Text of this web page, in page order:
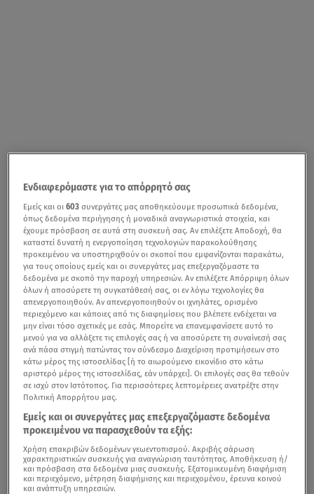
Ενδιαφερόμαστε για το απόρρητό σας
Εμείς και οι603 συνεργάτες μας αποθηκεύουμε προσωπικά δεδομένα,
όπως δεδομένα περιήγησης ή μοναδικά αναγνωριστικά στοιχεία, και
έχουμε πρόσβαση σε αυτά στη συσκευή σας. Αν επιλέξετε Αποδοχή, θα
καταστεί δυνατή η ενεργοποίηση τεχνολογιών παρακολούθησης
προκειμένου να υποστηριχθούν οι σκοποί που εμφανίζονται παρακάτω,
για τους οποίους εμείς και οι συνεργάτες μας επεξεργαζόμαστε τα
δεδομένα με σκοπό την παροχή υπηρεσιών. Αν επιλέξετε Απόρριψη όλων
όλων ή αποσύρετε τη συγκατάθεσή σας, οι εν λόγω τεχνολογίες θα
απενεργοποιηθούν. Αν απενεργοποιηθούν οι ιχνηλάτες, ορισμένο
περιεχόμενο και κάποιες από τις διαφημίσεις που βλέπετε ενδέχεται να
μην είναι τόσο σχετικές με εσάς. Μπορείτε να επανεμφανίσετε αυτό το
μενού για να αλλάξετε τις επιλογές σας ή να αποσύρετε τη συναίνεσή σας
ανά πάσα στιγμή πατώντας τον σύνδεσμο Διαχείριση προτιμήσεων στο
κάτω μέρος της ιστοσελίδας [ή το αιωρούμενο εικονίδιο στο κάτω
αριστερό μέρος της ιστοσελίδας, εάν υπάρχει]. Οι επιλογές σας θα τεθούν
σε ισχύ στον Ιστότοπος. Για περισσότερες λεπτομέρειες ανατρέξτε στην
Πολιτική Απορρήτου μας.
Εμείς και οι συνεργάτες μας επεξεργαζόμαστε δεδομένα
προκειμένου να παρασχεθούν τα εξής:
Χρήση επακριβών δεδομένων γεωεντοπισμού. Ακριβής σάρωση
χαρακτηριστικών συσκευής για αναγνώριση ταυτότητας. Αποθήκευση ή/
και πρόσβαση στα δεδομένα μιας συσκευής. Εξατομικευμένη διαφήμιση
και περιεχόμενο, μέτρηση διαφήμισης και περιεχομένου, έρευνα κοινού
και ανάπτυξη υπηρεσιών.